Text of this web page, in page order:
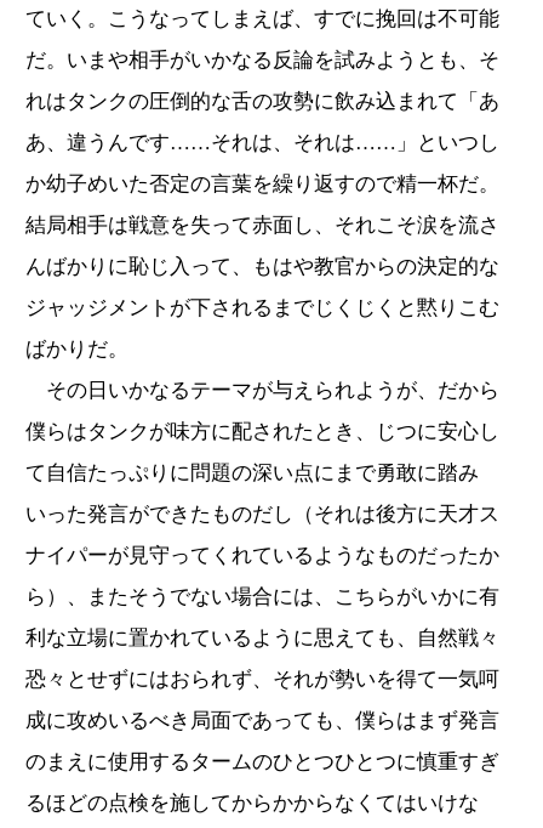
ていく。こうなってしまえば、すでに挽回は不可能
だ。いまや相手がいかなる反論を試みようとも、そ
れはタンクの圧倒的な舌の攻勢に飲み込まれて「あ
あ、違うんです……それは、それは……」といつし
か幼子めいた否定の言葉を繰り返すので精一杯だ。
結局相手は戦意を失って赤面し、それこそ涙を流さ
んばかりに恥じ入って、もはや教官からの決定的な
ジャッジメントが下されるまでじくじくと黙りこむ
ばかりだ。
その日いかなるテーマが与えられようが、だから
僕らはタンクが味方に配されたとき、じつに安心し
て自信たっぷりに問題の深い点にまで勇敢に踏み
いった発言ができたものだし（それは後方に天才ス
ナイパーが見守ってくれているようなものだったか
ら）、またそうでない場合には、こちらがいかに有
利な立場に置かれているように思えても、自然戦々
恐々とせずにはおられず、それが勢いを得て一気呵
成に攻めいるべき局面であっても、僕らはまず発言
のまえに使用するタームのひとつひとつに慎重すぎ
るほどの点検を施してからかからなくてはいけな